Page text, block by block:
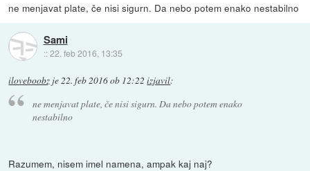
ne menjavat plate, če nisi sigurn. Da nebo potem enako nestabilno
Sami
::22. feb 2016, 13:35
iloveboobz je22. feb 2016 ob 12:22 izjavil:
ne menjavat plate, če nisi sigurn. Da nebo potem enako
nestabilno
Razumem, nisem imel namena, ampak kaj naj?